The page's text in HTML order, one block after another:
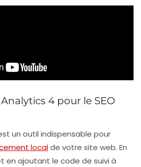
4 pour le SEO
un outil indispensable pour
localde votre site web. En
en ajoutant le code de suivi à